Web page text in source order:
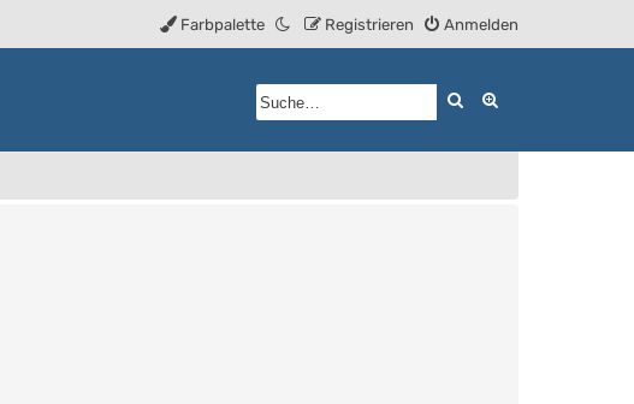
Anmelden
Registrieren
Farbpalette
Suche